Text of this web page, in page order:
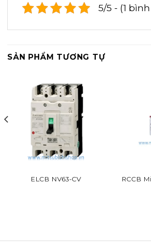
5/5 - (1
SẢN PHẨM TƯƠNG TỰ
ELCB NV63-CV
RCCB